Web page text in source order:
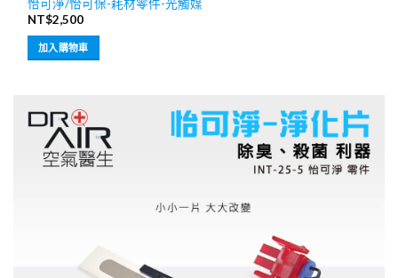
怡可淨/怡可保-耗材零件-光觸媒
NT$2,500
加入購物車